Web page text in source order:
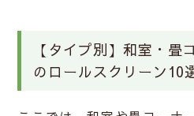
【タイプ別】和室・畳
のロールスクリーン10